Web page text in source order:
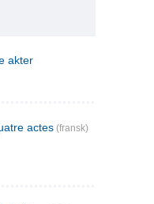
akter
actes (fransk)